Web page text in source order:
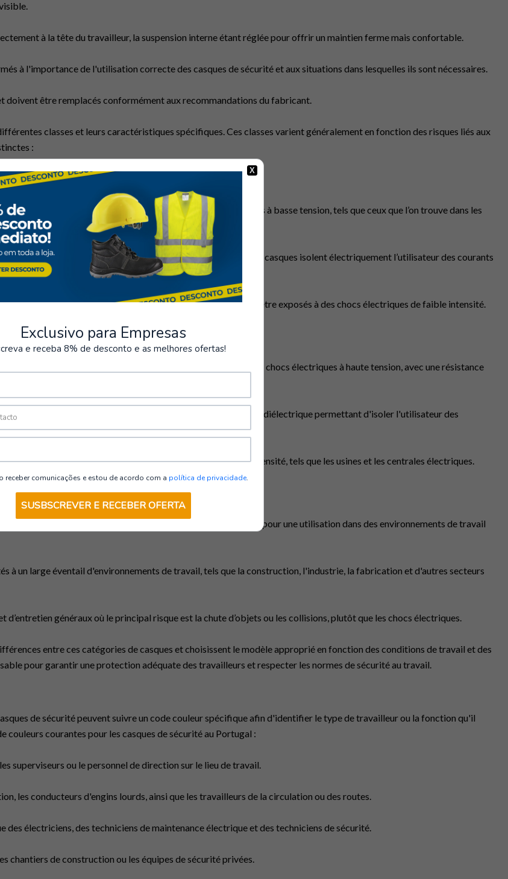
à la tête du travailleur, la suspension interne étant réglée pour offrir un maintien ferme mais confortable.
à l'importance de l'utilisation correcte des casques de sécurité et aux situations dans lesquelles ils sont nécessaires.
doivent être remplacés conformément aux recommandations du fabricant.
classes et leurs caractéristiques spécifiques. Ces classes varient généralement en fonction des risques liés aux
:
conçus pour offrir une protection contre les chocs électriques à basse tension, tels que ceux que l’on trouve dans les
de classe E est leur rigidité diélectrique. Cela signifie que ces casques isolent électriquement l’utilisateur des courants
ouvriers du bâtiment et autres professionnels susceptibles d’être exposés à des chocs électriques de faible intensité.
de classe G sont conçus pour offrir une protection contre les chocs électriques à haute tension, avec une résistance
E, les casques de classe G possèdent également une résistance diélectrique permettant d'isoler l'utilisateur des
un risque d’exposition à des courants électriques de haute intensité, tels que les usines et les centrales électriques.
aucune protection contre les chocs électriques. Ils sont conçus pour une utilisation dans des environnements de travail
à un large éventail d'environnements de travail, tels que la construction, l'industrie, la fabrication et d'autres secteurs
généraux où le principal risque est la chute d’objets ou les collisions, plutôt que les chocs électriques.
entre ces catégories de casques et choisissent le modèle approprié en fonction des conditions de travail et des
pour garantir une protection adéquate des travailleurs et respecter les normes de sécurité au travail.
de sécurité peuvent suivre un code couleur spécifique afin d'identifier le type de travailleur ou la fonction qu'il
couleurs courantes pour les casques de sécurité au Portugal :
superviseurs ou le personnel de direction sur le lieu de travail.
les conducteurs d'engins lourds, ainsi que les travailleurs de la circulation ou des routes.
électriciens, des techniciens de maintenance électrique et des techniciens de sécurité.
chantiers de construction ou les équipes de sécurité privées.
X
Exclusivo para Empresas
e receba 8% de desconto e as melhores ofertas!
receber comunicações e estou de acordo com a política de privacidade.
SUSBSCREVER E RECEBER OFERTA